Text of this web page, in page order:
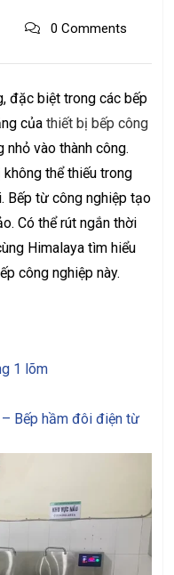
0 Comments
đặc biệt trong các bếp
của thiết bị bếp công
vào thành công.
không thể thiếu trong
Bếp từ công nghiệp tạo
Có thể rút ngắn thời
Himalaya tìm hiểu
công nghiệp này.
1 lõm
Bếp hầm đôi điện từ